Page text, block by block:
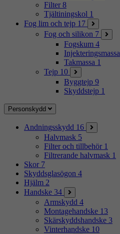
Filter 8
Tjältiningskol 1
Fog lim och tejp 17
Fog och silikon 7
Fogskum 4
Injekteringsmassa
Takmassa 1
Tejp 10
Byggtejp 9
Skyddstejp 1
Personskydd
Andningsskydd 16
Halvmask 5
Filter och tillbehör 1
Filtrerande halvmask 1
Skor 7
Skyddsglasögon 4
Hjälm 2
Handske 34
Armskydd 4
Montagehandske 13
Skärskyddshandske 3
Vinterhandske 10